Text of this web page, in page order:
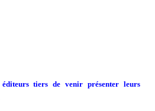
tiers de venir présenter leurs